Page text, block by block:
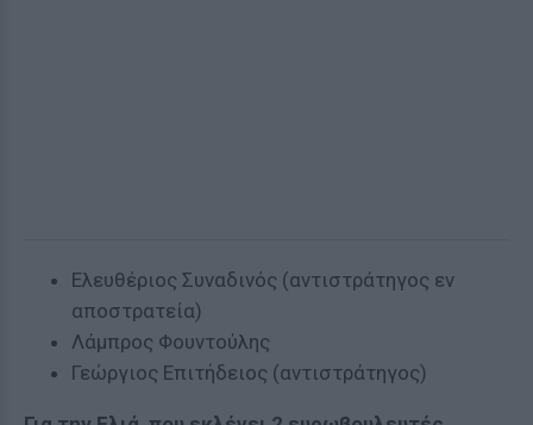
Ελευθέριος Συναδινός (αντιστράτηγος εν
αποστρατεία)
Λάμπρος Φουντούλης
Γεώργιος Επιτήδειος (αντιστράτηγος)